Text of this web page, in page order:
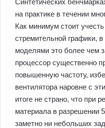
Синтетических
на практике в течении
Как минимум стоит
стремительной графики,
моделями это более чем
процессор существенно
повышенную частоту,
вентилятора наровне с
итоге не страно, что при
материала в разрешении
заметно ни небольших